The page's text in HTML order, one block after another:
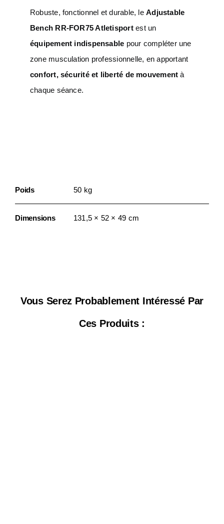
Robuste, fonctionnel et durable, leAdjustable
Bench RR-FOR75 Atletisportest un
équipement indispensable pour compléter une
zone musculation professionnelle, en apportant
confort, sécurité et liberté de mouvement à
chaque séance.
Poids 50 kg
Dimensions 131,5 × 52 × 49 cm
Vous Serez Probablement Intéressé Par
Ces Produits :